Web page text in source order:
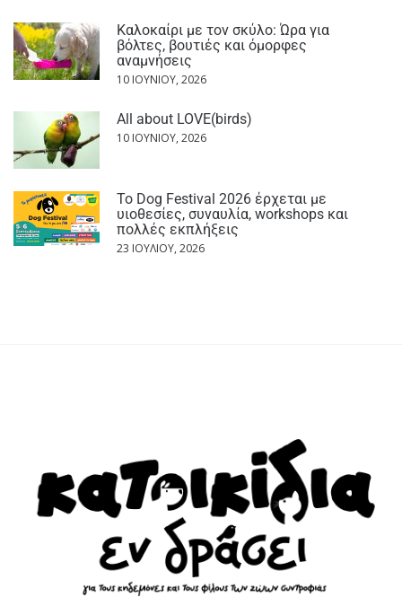
Καλοκαίρι με τον σκύλο: Ώρα για
βόλτες, βουτιές και όμορφες
αναμνήσεις
10 ΙΟΥΝΊΟΥ, 2026
All about LOVE(birds)
10 ΙΟΥΝΊΟΥ, 2026
Το Dog Festival 2026 έρχεται με
υιοθεσίες, συναυλία, workshops και
πολλές εκπλήξεις
23 ΙΟΥΛΊΟΥ, 2026